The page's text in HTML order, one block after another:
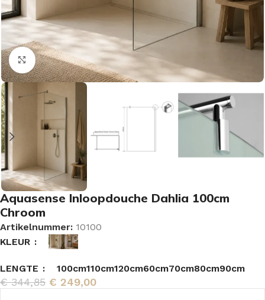
Vergroten
Aquasense Inloopdouche Dahlia 100cm
Chroom
Artikelnummer: 10100
KLEUR
LENGTE 100cm110cm120cm60cm70cm80cm90cm
€344,85 € 249,00